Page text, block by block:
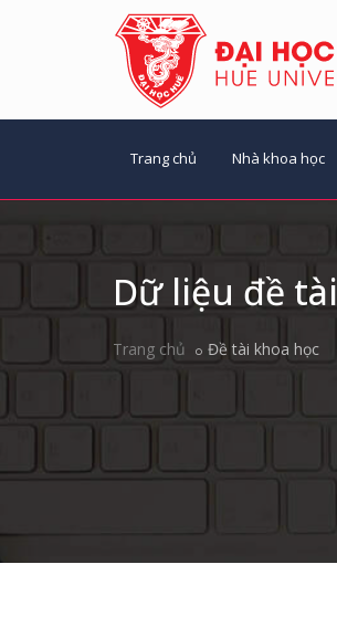
Trang chủ Nhà khoa học
Dữ liệu đề tài
Trang chủ Đề tài khoa học